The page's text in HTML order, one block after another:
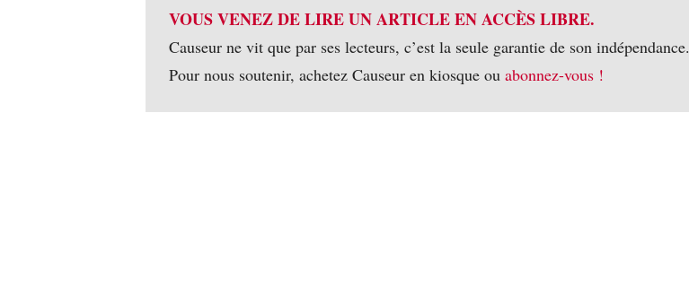
VOUS VENEZ DE LIRE UN ARTICLE EN ACCÈS LIBRE.
Causeur ne vit que par ses lecteurs, c’est la seule garantie de son indépendance.
Pour nous soutenir, achetez Causeur en kiosque ou abonnez-vous !